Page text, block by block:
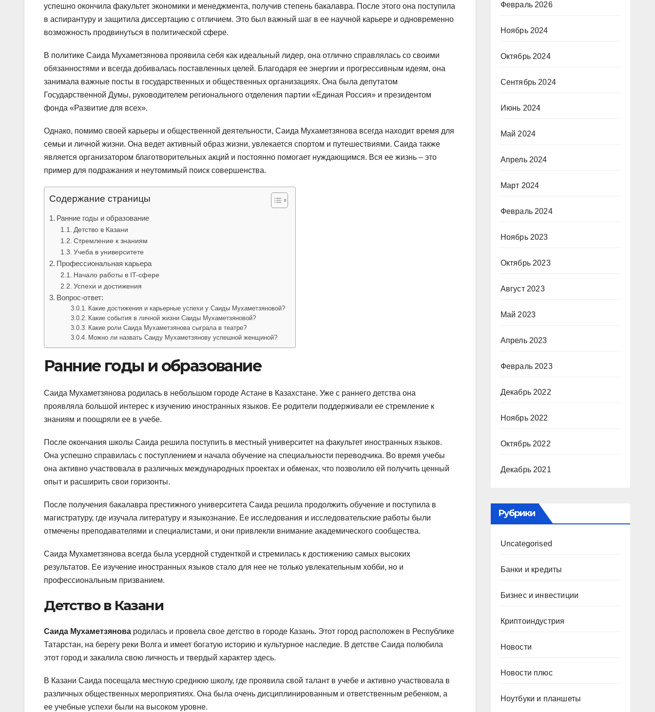
успешно окончила факультет экономики и менеджмента, получив степень бакалавра. После этого она поступила
в аспирантуру и защитила диссертацию с отличием. Это был важный шаг в ее научной карьере и одновременно
возможность продвинуться в политической сфере.
В политике Саида Мухаметзянова проявила себя как идеальный лидер, она отлично справлялась со своими
обязанностями и всегда добивалась поставленных целей. Благодаря ее энергии и прогрессивным идеям, она
занимала важные посты в государственных и общественных организациях. Она была депутатом
Государственной Думы, руководителем регионального отделения партии «Единая Россия» и президентом
фонда «Развитие для всех».
Однако, помимо своей карьеры и общественной деятельности, Саида Мухаметзянова всегда находит время для
семьи и личной жизни. Она ведет активный образ жизни, увлекается спортом и путешествиями. Саида также
является организатором благотворительных акций и постоянно помогает нуждающимся. Вся ее жизнь – это
пример для подражания и неутомимый поиск совершенства.
Содержание страницы
Ранние годы и образование
Детство в Казани
Стремление к знаниям
Учеба в университете
Профессиональная карьера
Начало работы в IT-сфере
Успехи и достижения
Вопрос-ответ:
Какие достижения и карьерные успехи у Саиды Мухаметзяновой?
Какие события в личной жизни Саиды Мухаметзяновой?
Какие роли Саида Мухаметзянова сыграла в театре?
Можно ли назвать Саиду Мухаметзянову успешной женщиной?
Ранние годы и образование
Саида Мухаметзянова родилась в небольшом городе Астане в Казахстане. Уже с раннего детства она
проявляла большой интерес к изучению иностранных языков. Ее родители поддерживали ее стремление к
знаниям и поощряли ее в учебе.
После окончания школы Саида решила поступить в местный университет на факультет иностранных языков.
Она успешно справилась с поступлением и начала обучение на специальности переводчика. Во время учебы
она активно участвовала в различных международных проектах и обменах, что позволило ей получить ценный
опыт и расширить свои горизонты.
После получения бакалавра престижного университета Саида решила продолжить обучение и поступила в
магистратуру, где изучала литературу и языкознание. Ее исследования и исследовательские работы были
отмечены преподавателями и специалистами, и они привлекли внимание академического сообщества.
Саида Мухаметзянова всегда была усердной студенткой и стремилась к достижению самых высоких
результатов. Ее изучение иностранных языков стало для нее не только увлекательным хобби, но и
профессиональным призванием.
Детство в Казани
Саида Мухаметзянова родилась и провела свое детство в городе Казань. Этот город расположен в Республике
Татарстан, на берегу реки Волга и имеет богатую историю и культурное наследие. В детстве Саида полюбила
этот город и закалила свою личность и твердый характер здесь.
В Казани Саида посещала местную среднюю школу, где проявила свой талант в учебе и активно участвовала в
различных общественных мероприятиях. Она была очень дисциплинированным и ответственным ребенком, а
ее учебные успехи были на высоком уровне.
Февраль 2026
Ноябрь 2024
Октябрь 2024
Сентябрь 2024
Июнь 2024
Май 2024
Апрель 2024
Март 2024
Февраль 2024
Ноябрь 2023
Октябрь 2023
Август 2023
Май 2023
Апрель 2023
Февраль 2023
Декабрь 2022
Ноябрь 2022
Октябрь 2022
Декабрь 2021
Рубрики
Uncategorised
Банки и кредиты
Бизнес и инвестиции
Криптоиндустрия
Новости
Новости плюс
Ноутбуки и планшеты